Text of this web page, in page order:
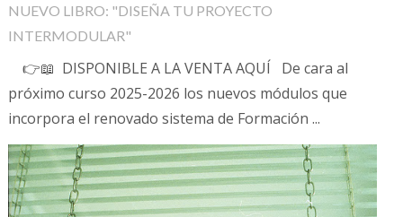
NUEVO LIBRO: "DISEÑA TU PROYECTO
INTERMODULAR"
👉📖 DISPONIBLE A LA VENTA AQUÍ De cara al
próximo curso 2025-2026 los nuevos módulos que
incorpora el renovado sistema de Formación ...